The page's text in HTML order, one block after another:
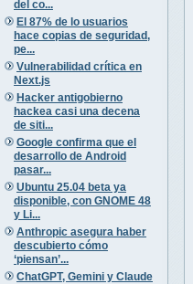
del co...
El 87% de lo usuarios
hace copias de seguridad,
pe...
Vulnerabilidad crítica en
Next.js
Hacker antigobierno
hackea casi una decena
de siti...
Google confirma que el
desarrollo de Android
pasar...
Ubuntu 25.04 beta ya
disponible, con GNOME 48
y Li...
Anthropic asegura haber
descubierto cómo
‘piensan’...
ChatGPT, Gemini y Claude